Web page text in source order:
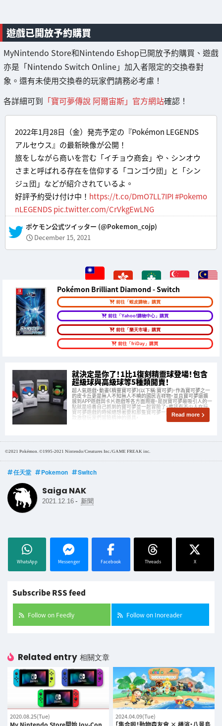
遊戲已開放予約購買
MyNintendo Store和Nintendo Eshop已開放予約購買、遊戲
亦是「Nintendo Switch Online」加入者限定的交換卷對
象。還有未使用交換卷的玩家們請務必考慮！
各詳細可到 「寶可夢傳說 阿爾宙斯」官方網站確認！
2022年1月28日（金）発売予定の『Pokémon LEGENDS
アルセウス』の最新映像が公開！
旅をしながら商いを営む「イチョウ商会」や、シンオウ
さまと呼ばれる存在を信仰する「コンゴウ団」と「シン
ジュ団」などが紹介されているよ。
好評予約受け付け中！ https://t.co/DmO7LL7IPI#Pokemo
nLEGENDSpic.twitter.com/CrVkgEwLNG
— ポケモン公式ツイッター (@Pokemon_cojp)
December 15, 2021
Pokémon Brilliant Diamond - Switch
前往「蝦皮購物」購買
前往「Yahoo!購物中心」購買
前往「樂天市場」購買
前往「friDay」購買
就決定是你了！1比1復刻精靈球登場！包含
超級球與高級球等5種類開賣！
超人氣遊戲‧動畫《精靈寶可夢》(以下稱:寶可夢)，作為寶可夢之一
的皮卡丘更是無人不知無人不曉的國民吉祥物，並且寶可夢還擴
展到APP遊戲與卡片遊戲等各方面周邊。是說寶可夢最吸引人的一
點就是培養自己抓到的寶可夢並一起冒險了。應該有不少人在玩
寶可夢遊戲的時候總想著要和那隻寶可夢一起探險的想法吧？那
款激發玩家們冒險精神的道具， Read more
©2021 Pokémon. ©1995-2021 Nintendo/Creatures Inc./GAME FREAK inc.
任天堂 Pokemon Switch
Saiga NAK
2021.12.16 - 新聞
WhatsApp Messenger Facebook Threads X
Subscribe RSS feed
Follow on Feedly Follow on Inoreader
Related entry 相關文章
2020.08.25(Tue)
My Nintendo Store開始Joy-Con
2024.04.09(Tue)
「集合啦！動物森友會 × 橫濱・八景島